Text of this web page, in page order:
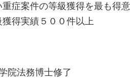
症案件の等級獲得を最も得意
得実績５００件以上
院法務博士修了